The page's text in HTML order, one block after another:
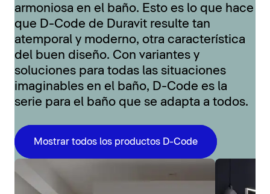
armoniosa en el baño. Esto es lo que hace
que D-Code de Duravit resulte tan
atemporal y moderno, otra característica
del buen diseño. Con variantes y
soluciones para todas las situaciones
imaginables en el baño, D-Code es la
serie para el baño que se adapta a todos.
Mostrar todos los productos D-Code